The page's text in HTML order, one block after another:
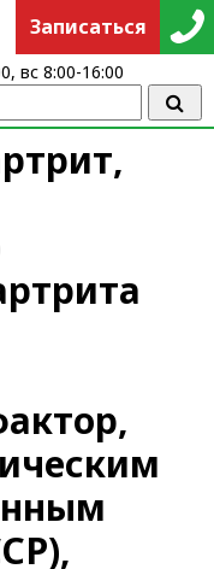
Записаться
вс 8:00-16:00